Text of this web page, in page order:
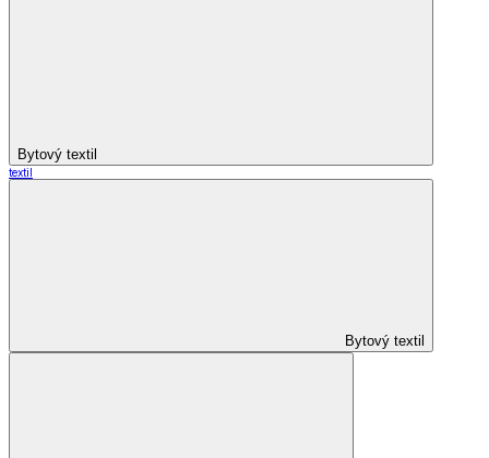
Bytový textil
textil
Bytový textil